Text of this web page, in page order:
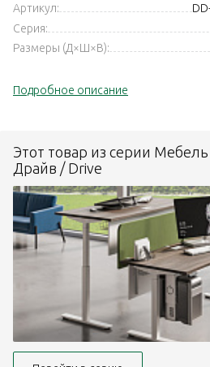
Артикул:
Серия:
Размеры (Д×Ш×В):
Подробное описание
Этот товар из серии
Драйв / Drive